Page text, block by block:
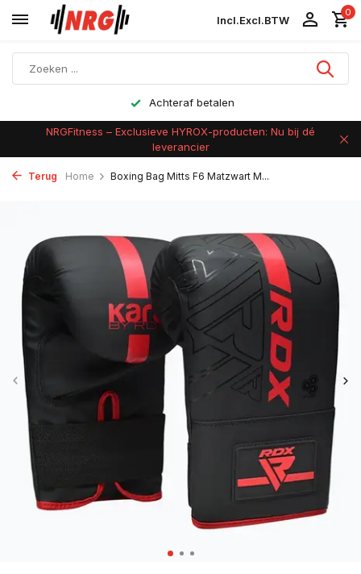
Incl.Excl.BTW
0
Achteraf betalen
NRGFitness – Exclusieve HYROX-producten: Nu bij dé
leverancier
Terug Home Boxing Bag Mitts F6 Matzwart M...